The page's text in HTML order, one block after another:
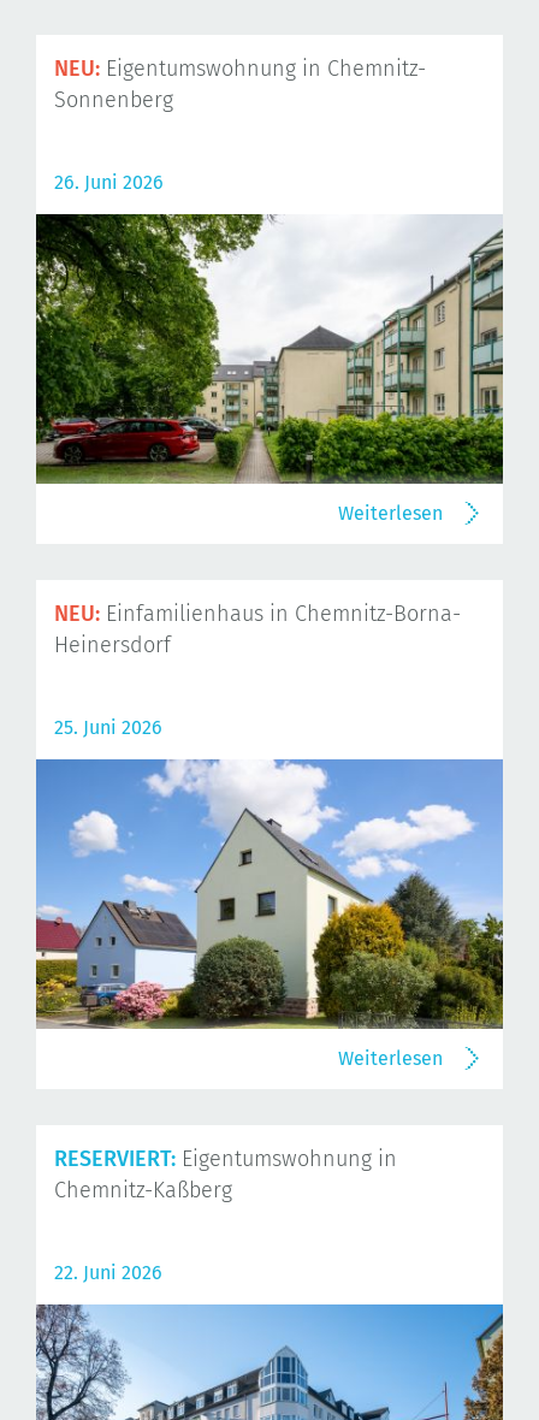
NEU: Eigentumswohnung in Chemnitz-
Sonnenberg
26. Juni 2026
Weiterlesen
NEU: Einfamilienhaus in Chemnitz-Borna-
Heinersdorf
25. Juni 2026
Weiterlesen
RESERVIERT: Eigentumswohnung in
Chemnitz-Kaßberg
22. Juni 2026